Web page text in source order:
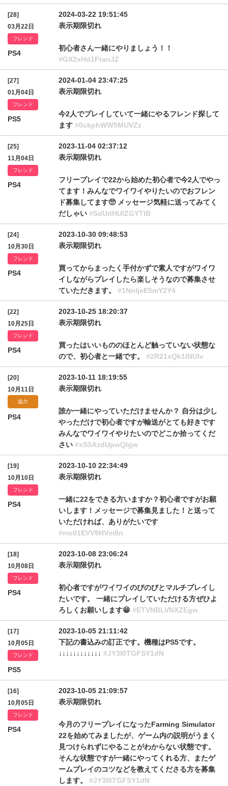
[28]
03月22日
フレンド
PS4
2024-03-22 19:51:45
表示期限切れ
初心者さん一緒にやりましょう！！
#GX2xHd1FtanJZ
[27]
01月04日
フレンド
PS5
2024-01-04 23:47:25
表示期限切れ
今2人でプレイしていて一緒にやるフレンド探して
ます #0ckphWW5MUVZz
[25]
11月04日
フレンド
PS4
2023-11-04 02:37:12
表示期限切れ
フリープレイで22から始めた初心者で今2人でやっ
てます！みんなでワイワイやりたいのでおフレン
ド募集してます🥺 メッセージ気軽に送ってみてく
だしゃい #SdUdHUlZGYTlB
[24]
10月30日
フレンド
PS4
2023-10-30 09:48:53
表示期限切れ
買ってからまったく手付かずで素人ですがワイワ
イしながらプレイしたら楽しそうなので募集させ
ていただきます。 #1NnljeE5mY2Y4
[22]
10月25日
フレンド
PS4
2023-10-25 18:20:37
表示期限切れ
買ったはいいもののほとんど触っていない状態な
ので、初心者と一緒です。 #2R21sQk1INUlv
[20]
10月11日
協力
PS4
2023-10-11 18:19:55
表示期限切れ
誰か一緒にやっていただけませんか？ 自分は少し
やっただけで初心者ですが輸送がとても好きです
みんなでワイワイやりたいのでどこか拾ってくだ
さい #xS3AzdUpwQlgw
[19]
10月10日
フレンド
PS4
2023-10-10 22:34:49
表示期限切れ
一緒に22をできる方いますか？初心者ですがお願
いします！メッセージで募集見ました！と送って
いただければ、ありがたいです
#mc01EVV9HVm9n
[18]
10月08日
フレンド
PS4
2023-10-08 23:06:24
表示期限切れ
初心者ですがワイワイのびのびとマルチプレイし
たいです。 一緒にプレイしていただける方ぜひよ
ろしくお願いします😁 #ETVNBLVNXZEgw
[17]
10月05日
フレンド
PS5
2023-10-05 21:11:42
下記の書込みの訂正です。機種はPS5です。
↓↓↓↓↓↓↓↓↓↓↓↓ #JY3I0TGFSY1dN
[16]
10月05日
フレンド
PS4
2023-10-05 21:09:57
表示期限切れ
今月のフリープレイになったFarming Simulator
22を始めてみましたが、ゲーム内の説明がうまく
見つけられずにやることがわからない状態です。
そんな状態ですが一緒にやってくれる方、またゲ
ームプレイのコツなどを教えてくださる方を募集
します。 #JY3I0TGFSY1dN